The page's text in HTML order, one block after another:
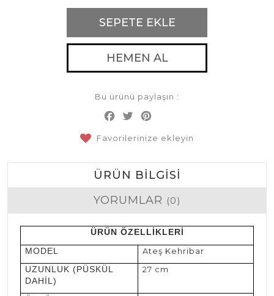
SEPETE EKLE
HEMEN AL
Bu ürünü paylaşın :
Facebook
Twitter
Favorilerinize ekleyin
ÜRÜN BILGISI
YORUMLAR (0)
ÜRÜN ÖZELLİKLERİ
MODEL
Ateş Kehribar
UZUNLUK (PÜSKÜL
DAHİL)
27 cm